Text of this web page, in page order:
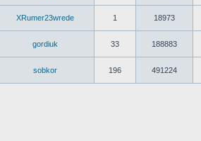
XRumer23wrede 1 18973
gordiuk 33 188883
sobkor 196 491224